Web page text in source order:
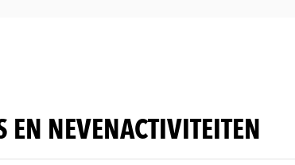
EN NEVENACTIVITEITEN